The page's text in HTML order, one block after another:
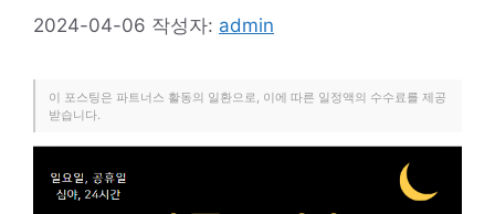
2024-04-06 작성자: admin
이 포스팅은 파트너스 활동의 일환으로, 이에 따른 일정액의 수수료를 제공
받습니다.